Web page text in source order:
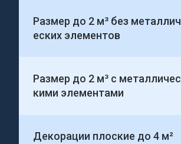
Размер до 2 м³ без металлич
еских элементов
Размер до 2 м³ с металличес
кими элементами
Декорации плоские до 4 м²